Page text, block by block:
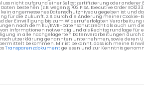
nicht aufgrund einer Selbstzertifizierung oder
bestehen (z.B. wegen § 702 FISA, Executive Order
angemessenes Datenschutzniveau gegeben ist und
die Zukunft, z.B. durch die Änderung meiner Cookie-
der Einwilligung bis zum Widerruf erfolgten
nach dem EU/EWR-Datenschutzrecht als auch um
Informationen notwendig und als Rechtsgrundlage für
in alle nachgelagerten Datenverarbeitungen
genannten Unternehmen, sowie deren
bekommen. Mir ist bekannt, dass ich meine
Transparenzdokumentgelesen und zur Kenntnis